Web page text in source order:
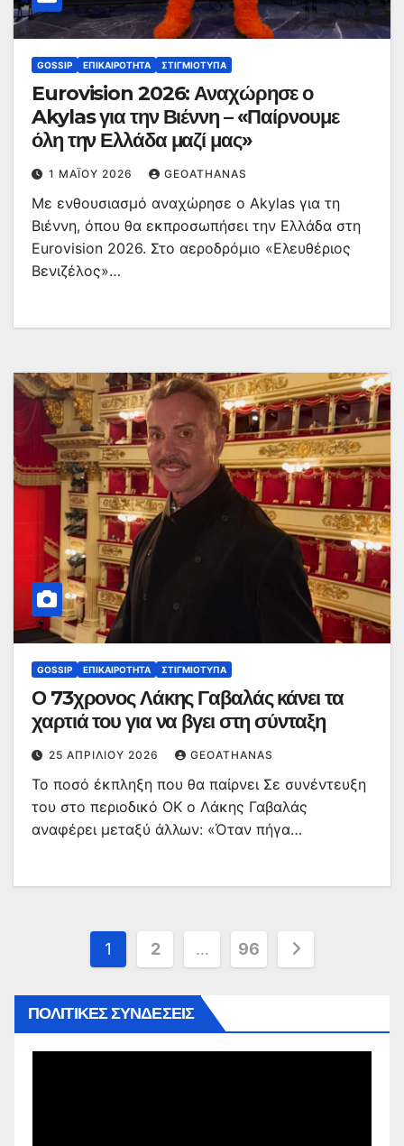
GOSSIP ΕΠΙΚΑΙΡΌΤΗΤΑ ΣΤΙΓΜΙΌΤΥΠΑ
Eurovision 2026: Αναχώρησε ο
Akylas για την Βιέννη – «Παίρνουμε
όλη την Ελλάδα μαζί μας»
1 ΜΑΪ́ΟΥ 2026 GEOATHANAS
Με ενθουσιασμό αναχώρησε ο Akylas για τη
Βιέννη, όπου θα εκπροσωπήσει την Ελλάδα στη
Eurovision 2026. Στο αεροδρόμιο «Ελευθέριος
Βενιζέλος»…
GOSSIP ΕΠΙΚΑΙΡΌΤΗΤΑ ΣΤΙΓΜΙΌΤΥΠΑ
Ο 73χρονος Λάκης Γαβαλάς κάνει τα
χαρτιά του για να βγει στη σύνταξη
25 ΑΠΡΙΛΊΟΥ 2026 GEOATHANAS
Το ποσό έκπληξη που θα παίρνει Σε συνέντευξη
του στο περιοδικό ΟΚ ο Λάκης Γαβαλάς
αναφέρει μεταξύ άλλων: «Όταν πήγα…
Σελιδοποίηση
άρθρων
1 2 … 96
ΠΟΛΙΤΙΚΕΣ ΣΥΝΔΕΣΕΙΣ